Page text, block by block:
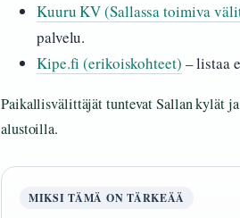
Kuuru KV (Sallassa toimiva
palvelu.
Kipe.fi (erikoiskohteet) – listaa
Paikallisvälittäjät tuntevat Sallan kylät
alustoilla.
MIKSI TÄMÄ ON TÄRKEÄÄ